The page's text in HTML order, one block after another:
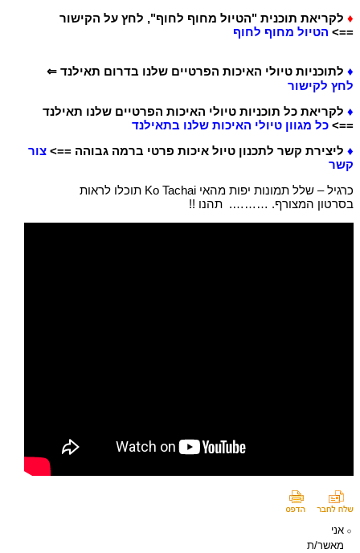
♦ לקריאת תוכנית "הטיול מחוף לחוף", לחץ על הקישור
==> הטיול מחוף לחוף
♦ לתוכניות טיולי האיכות הפרטיים שלנו בדרום תאילנד ⇐
לחץ לקישור
♦ לקריאת כל תוכניות טיולי האיכות הפרטיים שלנו תאילנד
==> כל מגוון טיולי האיכות שלנו בתאילנד
♦ ליצירת קשר לתכנון טיול איכות פרטי ברמה גבוהה ==> צור
קשר
כרגיל – שלל תמונות יפות מהאי Ko Tachai תוכלו לראות
בסרטון המצורף. ………. תהנו !!
אני
מאשר/ת